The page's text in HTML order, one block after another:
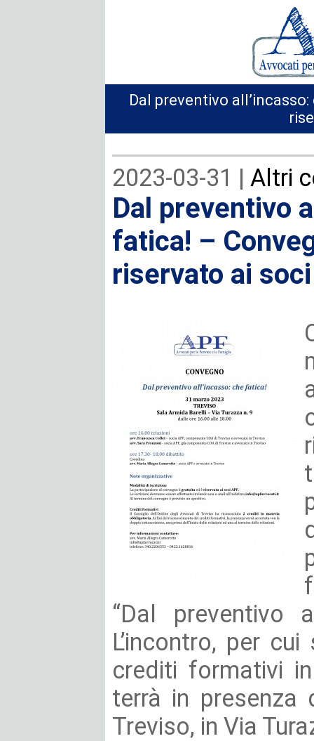
Dal preventivo
2023-03-31 | Altri
Dal preventivo
fatica! –
riservato ai soci
“Dal preventivo
L’incontro, per
crediti formativi
terrà in presenza
Treviso, in Via